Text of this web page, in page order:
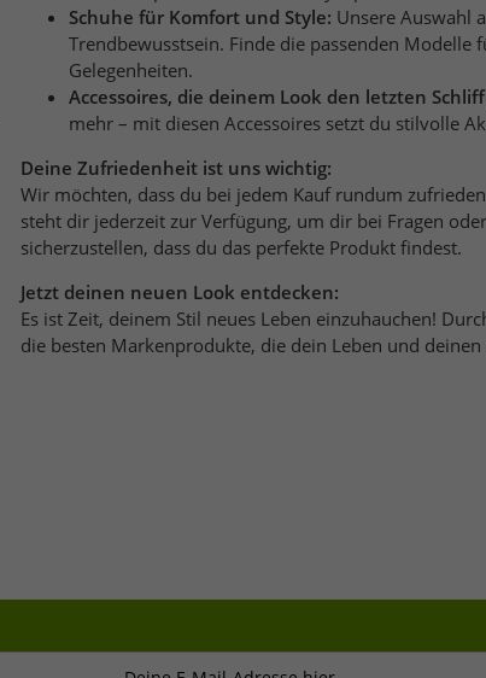
Schuhe für Komfort und Style: Unsere Auswahl
Trendbewusstsein. Finde die passenden Modelle
Gelegenheiten.
Accessoires, die deinem Look den letzten
mehr – mit diesen Accessoires setzt du stilvolle
Deine Zufriedenheit ist uns wichtig:
Wir möchten, dass du bei jedem Kauf rundum
steht dir jederzeit zur Verfügung, um dir bei Fragen
sicherzustellen, dass du das perfekte Produkt findest.
Jetzt deinen neuen Look entdecken:
Es ist Zeit, deinem Stil neues Leben einzuhauchen!
die besten Markenprodukte, die dein Leben und